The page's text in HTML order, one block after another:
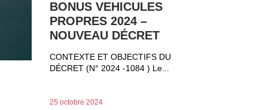
BONUS VEHICULES
PROPRES 2024 –
NOUVEAU DÉCRET
CONTEXTE ET OBJECTIFS DU
DÉCRET (N° 2024 -1084 ) Le...
25 octobre 2024